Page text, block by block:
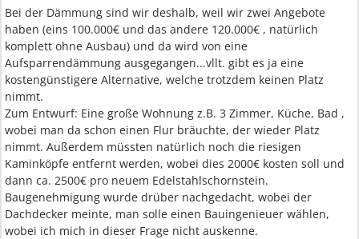
Bei der Dämmung sind wir deshalb, weil wir zwei Angebote
haben (eins 100.000€ und das andere 120.000€ , natürlich
komplett ohne Ausbau) und da wird von eine
Aufsparrendämmung ausgegangen...vllt. gibt es ja eine
kostengünstigere Alternative, welche trotzdem keinen Platz
nimmt.
Zum Entwurf: Eine große Wohnung z.B. 3 Zimmer, Küche, Bad ,
wobei man da schon einen Flur bräuchte, der wieder Platz
nimmt. Außerdem müssten natürlich noch die riesigen
Kaminköpfe entfernt werden, wobei dies 2000€ kosten soll und
dann ca. 2500€ pro neuem Edelstahlschornstein.
Baugenehmigung wurde drüber nachgedacht, wobei der
Dachdecker meinte, man solle einen Bauingenieuer wählen,
wobei ich mich in dieser Frage nicht auskenne.